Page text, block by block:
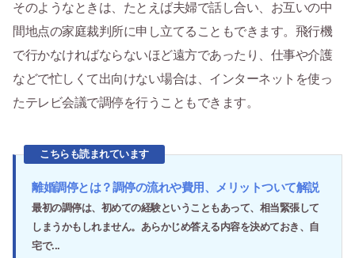
そのようなときは、たとえば夫婦で話し合い、お互いの中
間地点の家庭裁判所に申し立てることもできます。飛行機
で行かなければならないほど遠方であったり、仕事や介護
などで忙しくて出向けない場合は、インターネットを使っ
たテレビ会議で調停を行うこともできます。
こちらも読まれています
離婚調停とは？調停の流れや費用、メリットついて解説
最初の調停は、初めての経験ということもあって、相当緊張して
しまうかもしれません。あらかじめ答える内容を決めておき、自
宅で...